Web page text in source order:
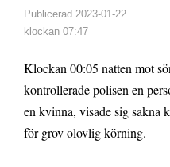
Publicerad 2023-01-22
klockan 07:47
Klockan 00:05 natten mot
kontrollerade polisen en
en kvinna, visade sig sakna
för grov olovlig körning.